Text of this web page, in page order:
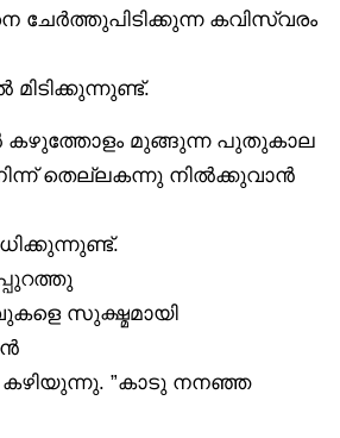
ചേർത്തുപിടിക്കുന്ന കവിസ്വരം
മിടിക്കുന്നുണ്ട്.
കഴുത്തോളം മുങ്ങുന്ന പുതുകാല
തെല്ലകന്നു നിൽക്കുവാൻ
സുക്ഷ്മമായി
”കാടു നനഞ്ഞ